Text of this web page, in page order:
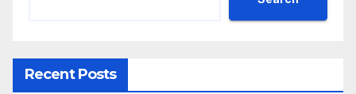
Recent Posts